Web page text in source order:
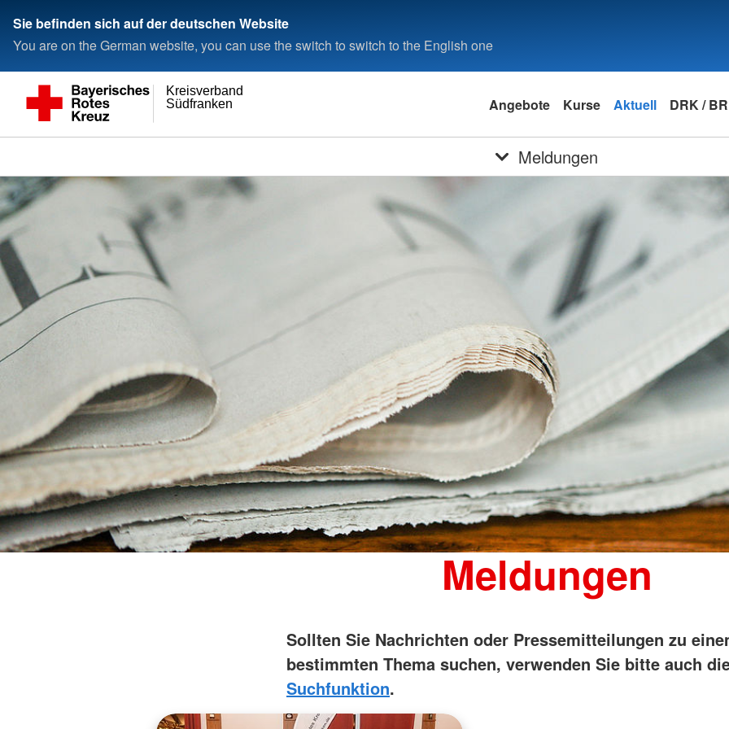
Sie befinden sich auf der deutschen Website
You are on the German website, you can use the switch to switch to the English one
Südfranken
Kreisverband
Angebote Kurse Aktuell DRK /
Meldungen
Meldungen
Sollten Sie Nachrichten oder Pressemitteilungen zu
bestimmten Thema suchen, verwenden Sie bitte auch
Suchfunktion.